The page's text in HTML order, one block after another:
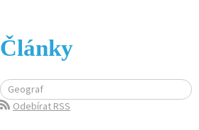
Články
Geograf
Odebírat RSS